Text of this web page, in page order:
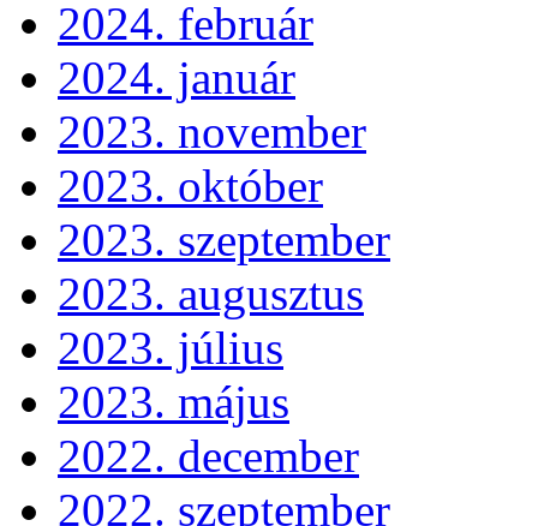
2024. február
2024. január
2023. november
2023. október
2023. szeptember
2023. augusztus
2023. július
2023. május
2022. december
2022. szeptember